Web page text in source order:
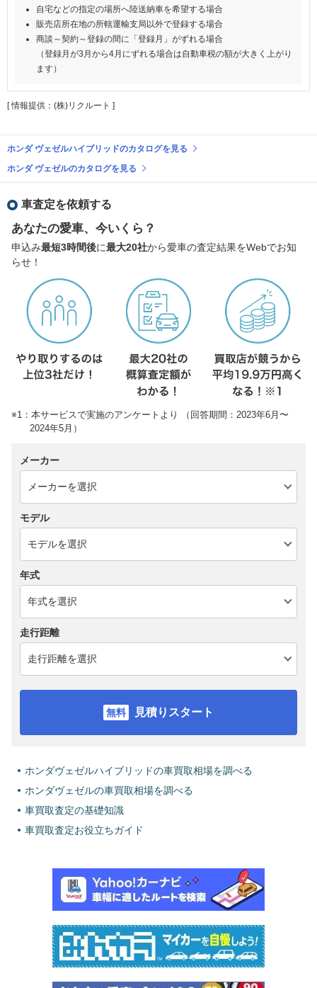
自宅などの指定の場所へ陸送納車を希望する場合
販売店所在地の所轄運輸支局以外で登録する場合
商談～契約～登録の間に「登録月」がずれる場合
（登録月が3月から4月にずれる場合は自動車税の額が大きく上がり
ます）
[ 情報提供：(株)リクルート ]
ホンダ ヴェゼルハイブリッドのカタログを見る
ホンダ ヴェゼルのカタログを見る
車査定を依頼する
あなたの愛車、今いくら？
申込み最短3時間後に最大20社から愛車の査定結果をWebでお知
らせ！
※1：本サービスで実施のアンケートより （回答期間：2023年6月〜
2024年5月）
メーカー
モデル
年式
走行距離
見積りスタート
ホンダヴェゼルハイブリッドの車買取相場を調べる
ホンダヴェゼルの車買取相場を調べる
車買取査定の基礎知識
車買取査定お役立ちガイド